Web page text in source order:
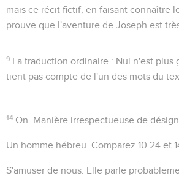
mais ce récit fictif, en faisant connaître
prouve que l'aventure de Joseph est
9 La traduction ordinaire : Nul n'est plus
tient pas compte de l'un des mots du
14 On . Manière irrespectueuse de
Un homme hébreu . Comparez 10.24 et
S'amuser de nous . Elle parle